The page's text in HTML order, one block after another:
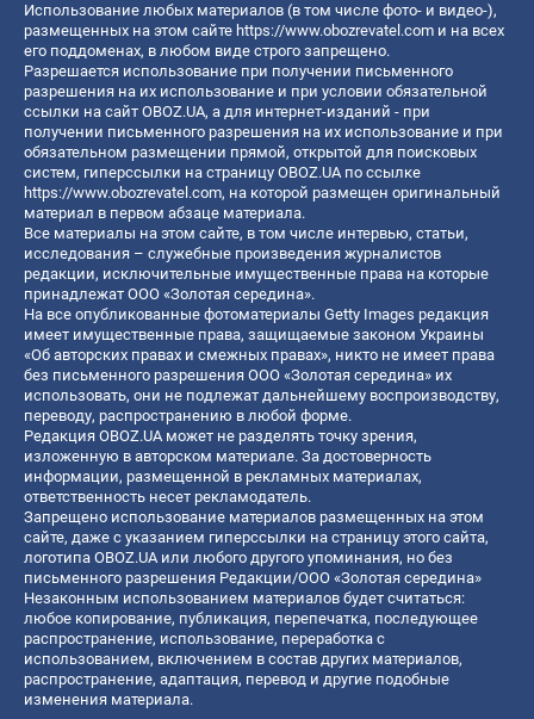
Использование любых материалов (в том числе фото- и видео-),
размещенных на этом сайте https://www.obozrevatel.com и на всех
его поддоменах, в любом виде строго запрещено.
Разрешается использование при получении письменного
разрешения на их использование и при условии обязательной
ссылки на сайт OBOZ.UA, а для интернет-изданий - при
получении письменного разрешения на их использование и при
обязательном размещении прямой, открытой для поисковых
систем, гиперссылки на страницу OBOZ.UA по ссылке
https://www.obozrevatel.com, на которой размещен оригинальный
материал в первом абзаце материала.
Все материалы на этом сайте, в том числе интервью, статьи,
исследования – служебные произведения журналистов
редакции, исключительные имущественные права на которые
принадлежат ООО «Золотая середина».
На все опубликованные фотоматериалы Getty Images редакция
имеет имущественные права, защищаемые законом Украины
«Об авторских правах и смежных правах», никто не имеет права
без письменного разрешения ООО «Золотая середина» их
использовать, они не подлежат дальнейшему воспроизводству,
переводу, распространению в любой форме.
Редакция OBOZ.UA может не разделять точку зрения,
изложенную в авторском материале. За достоверность
информации, размещенной в рекламных материалах,
ответственность несет рекламодатель.
Запрещено использование материалов размещенных на этом
сайте, даже с указанием гиперссылки на страницу этого сайта,
логотипа OBOZ.UA или любого другого упоминания, но без
письменного разрешения Редакции/ООО «Золотая середина»
Незаконным использованием материалов будет считаться:
любое копирование, публикация, перепечатка, последующее
распространение, использование, переработка с
использованием, включением в состав других материалов,
распространение, адаптация, перевод и другие подобные
изменения материала.